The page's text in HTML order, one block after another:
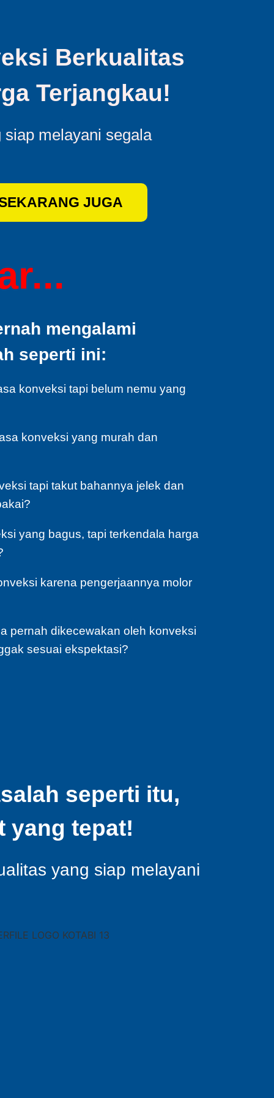
Berkualitas
Terjangkau!
melayani segala
JUGA
mengalami
seperti ini:
konveksi tapi belum nemu yang
konveksi yang murah dan
tapi takut bahannya jelek dan
yang bagus, tapi terkendala harga
karena pengerjaannya molor
pernah dikecewakan oleh konveksi
sesuai ekspektasi?
seperti itu,
yang tepat!
yang siap melayani